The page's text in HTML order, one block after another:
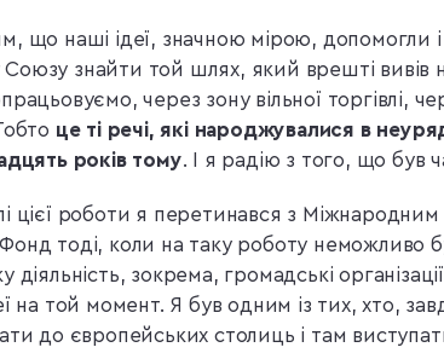
що наші ідеї, значною мірою, допомогли і
знайти той шлях, який врешті вивів
через зону вільної торгівлі,
це ті речі, які народжувалися в
років тому. І я радію з того, що був
цієї роботи я перетинався з
тоді, коли на таку роботу неможливо
діяльність, зокрема, громадські
на той момент. Я був одним із тих, хто,
до європейських столиць і там